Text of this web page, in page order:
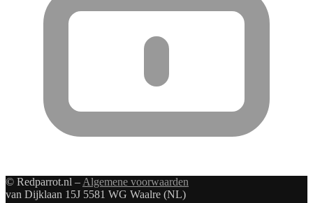
© Redparrot.nl – Algemene voorwaarden
van Dijklaan 15J 5581 WG Waalre (NL)